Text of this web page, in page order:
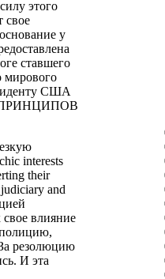
этого
свое
у
ставшего
мирового
США
ПРИНЦИПОВ
interests
their
and
влияние
полицию,
резолюцию
И эта